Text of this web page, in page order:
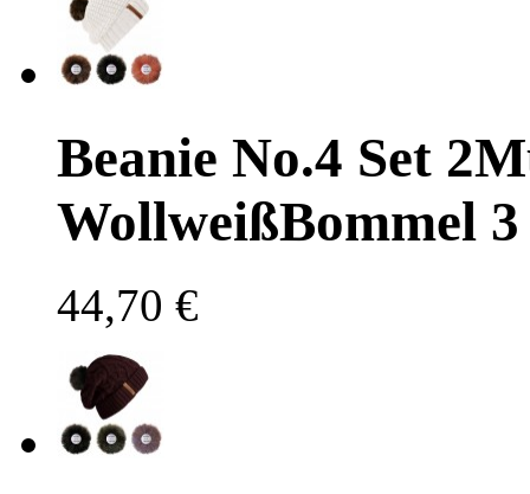
Beanie No.4 Set 2
WollweißBommel
44,70 €